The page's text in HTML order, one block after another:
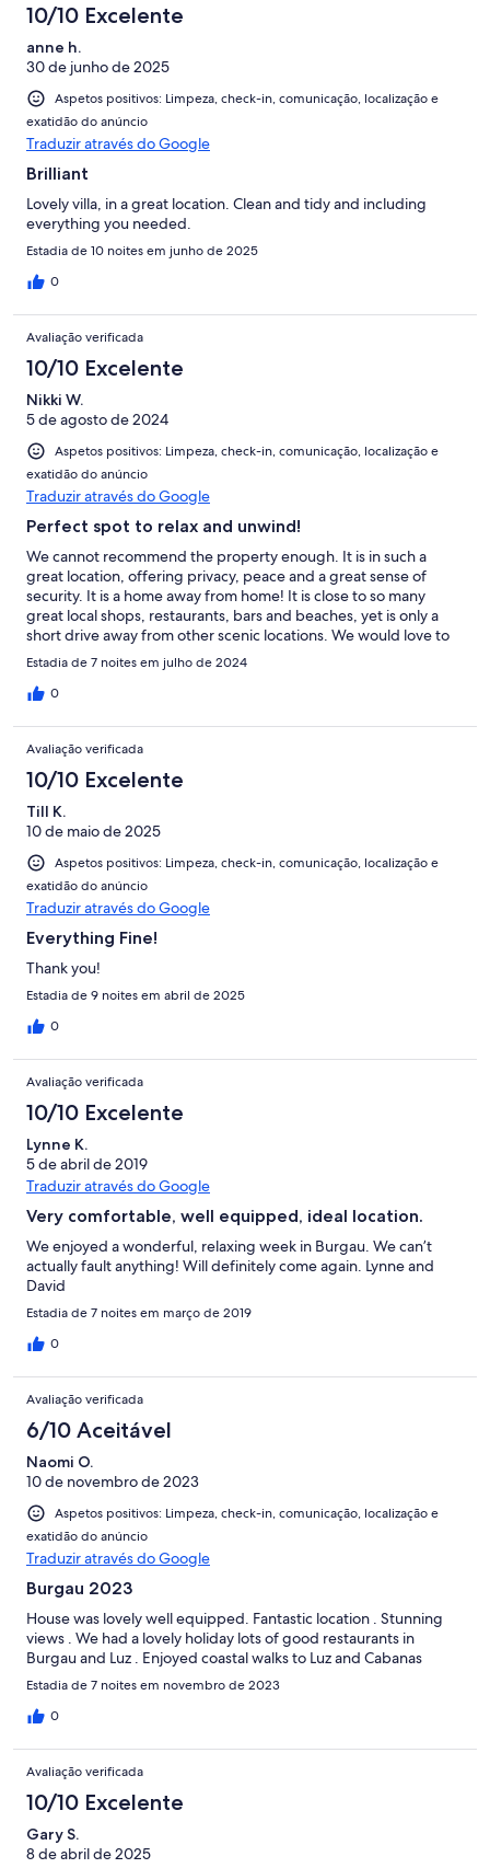
10/10 Excelente
anne h.
30 de junho de 2025
Aspetos positivos: Limpeza, check-in, comunicação, localização e
exatidão do anúncio
Traduzir através do Google
Brilliant
Lovely villa, in a great location. Clean and tidy and including
everything you needed.
Estadia de 10 noites em junho de 2025
0
Avaliação verificada
10/10 Excelente
Nikki W.
5 de agosto de 2024
Aspetos positivos: Limpeza, check-in, comunicação, localização e
exatidão do anúncio
Traduzir através do Google
Perfect spot to relax and unwind!
We cannot recommend the property enough. It is in such a
great location, offering privacy, peace and a great sense of
security. It is a home away from home! It is close to so many
great local shops, restaurants, bars and beaches, yet is only a
short drive away from other scenic locations. We would love to
visit and stay again!
Estadia de 7 noites em julho de 2024
0
Avaliação verificada
10/10 Excelente
Till K.
10 de maio de 2025
Aspetos positivos: Limpeza, check-in, comunicação, localização e
exatidão do anúncio
Traduzir através do Google
Everything Fine!
Thank you!
Estadia de 9 noites em abril de 2025
0
Avaliação verificada
10/10 Excelente
Lynne K.
5 de abril de 2019
Traduzir através do Google
Very comfortable, well equipped, ideal location.
We enjoyed a wonderful, relaxing week in Burgau. We can’t
actually fault anything! Will definitely come again. Lynne and
David
Estadia de 7 noites em março de 2019
0
Avaliação verificada
6/10 Aceitável
Naomi O.
10 de novembro de 2023
Aspetos positivos: Limpeza, check-in, comunicação, localização e
exatidão do anúncio
Traduzir através do Google
Burgau 2023
House was lovely well equipped. Fantastic location . Stunning
views . We had a lovely holiday lots of good restaurants in
Burgau and Luz . Enjoyed coastal walks to Luz and Cabanas
Estadia de 7 noites em novembro de 2023
0
Avaliação verificada
10/10 Excelente
Gary S.
8 de abril de 2025